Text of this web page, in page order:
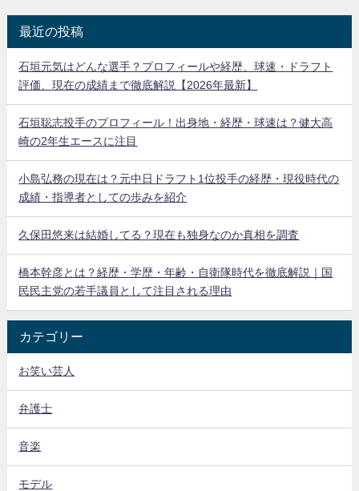
最近の投稿
石垣元気はどんな選手？プロフィールや経歴、球速・ドラフト
評価、現在の成績まで徹底解説【2026年最新】
石垣聡志投手のプロフィール！出身地・経歴・球速は？健大高
崎の2年生エースに注目
小島弘務の現在は？元中日ドラフト1位投手の経歴・現役時代の
成績・指導者としての歩みを紹介
久保田悠来は結婚してる？現在も独身なのか真相を調査
橋本幹彦とは？経歴・学歴・年齢・自衛隊時代を徹底解説｜国
民民主党の若手議員として注目される理由
カテゴリー
お笑い芸人
弁護士
音楽
モデル